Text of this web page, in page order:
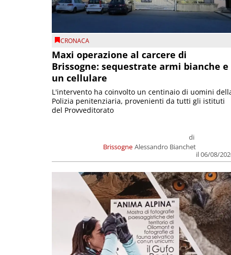
CRONACA
Maxi operazione al carcere di
Brissogne: sequestrate armi bianche e
un cellulare
Brissogne
di
Alessandro Bianchet
il 06/08/
L'intervento ha coinvolto un centinaio di uomini
Polizia penitenziaria, provenienti da tutti gli istituti
del Provveditorato